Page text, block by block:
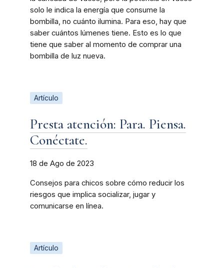
solo le indica la energía que consume la
bombilla, no cuánto ilumina. Para eso, hay que
saber cuántos lúmenes tiene. Esto es lo que
tiene que saber al momento de comprar una
bombilla de luz nueva.
Artículo
Presta atención: Para. Piensa.
Conéctate.
18 de Ago de 2023
Consejos para chicos sobre cómo reducir los
riesgos que implica socializar, jugar y
comunicarse en línea.
Artículo